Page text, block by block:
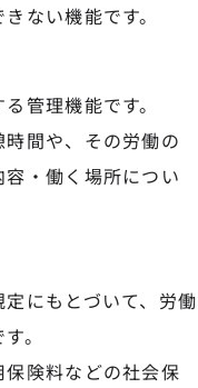
ない機能です。
管理機能です。
間や、その労働の
・働く場所につい
にもとづいて、労働
。
険料などの社会保